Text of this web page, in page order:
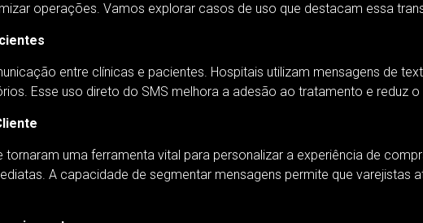
operações. Vamos explorar casos de uso que destacam essa
entre clínicas e pacientes. Hospitais utilizam mensagens de
Esse uso direto do SMS melhora a adesão ao tratamento e reduz
uma ferramenta vital para personalizar a experiência de
A capacidade de segmentar mensagens permite que varejistas